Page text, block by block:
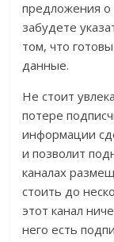
предложения
забудете
том, что
данные.
Не стоит
потере
информации
и позволит
каналах
стоить до
этот канал
него есть